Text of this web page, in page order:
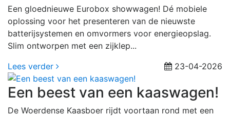
Een gloednieuwe Eurobox showwagen! Dé mobiele
oplossing voor het presenteren van de nieuwste
batterijsystemen en omvormers voor energieopslag.
Slim ontworpen met een zijklep...
Lees verder
23-04-2026
Een beest van een kaaswagen!
De Woerdense Kaasboer rijdt voortaan rond met een